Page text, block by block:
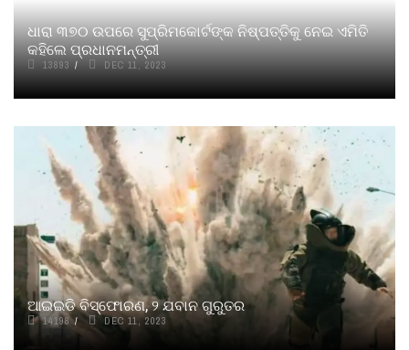
ଧାରା ୩୭୦ ଉପରେ ସୁପ୍ରିମକୋର୍ଟଙ୍କ ନିଷ୍ପତ୍ତିକୁ ନେଇ ଏମିତି
କହିଲେ ପ୍ରଧାନମନ୍ତ୍ରୀ
13893 DEC 11, 2023
ଆଇଇଡି ବିସ୍ଫୋରଣ, ୨ ଯବାନ ଗୁରୁତର
14198 DEC 11, 2023